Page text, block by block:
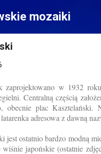
do głównej zawartości
mozaiki
zaprojektowano w 1932
Centralną częścią
obecnie plac Kasztelański.
adresowa z dawną
jest ostatnio bardzo modną
japońskie (ostatnie